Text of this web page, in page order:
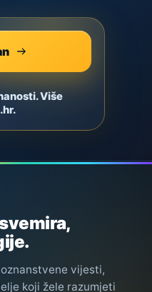
Više
vijesti,
koji žele razumjeti